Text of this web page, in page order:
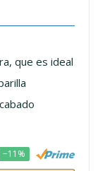
que es ideal
−11%